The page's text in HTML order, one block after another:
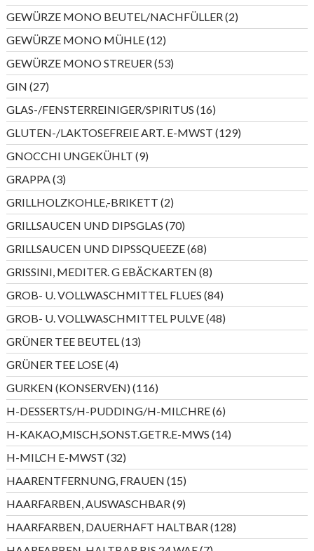
Produkte
GEWÜRZE MONO BEUTEL/NACHFÜLLER 22
Produkte
GEWÜRZE MONO MÜHLE 1212
Produkte
GEWÜRZE MONO STREUER 5353
Produkte
GIN 2727
Produkte
GLAS-/FENSTERREINIGER/SPIRITUS 1616
Produkte
GLUTEN-/LAKTOSEFREIE ART. E-MWST 129129
Produkte
GNOCCHI UNGEKÜHLT 99
Produkte
GRAPPA 33
Produkte
GRILLHOLZKOHLE,-BRIKETT 22
Produkte
GRILLSAUCEN UND DIPSGLAS 7070
Produkte
GRILLSAUCEN UND DIPSSQUEEZE 6868
Produkte
GRISSINI, MEDITER. G EBÄCKARTEN 88
Produkte
GROB- U. VOLLWASCHMITTEL FLUES 8484
Produkte
GROB- U. VOLLWASCHMITTEL PULVE 4848
Produkte
GRÜNER TEE BEUTEL 1313
Produkte
GRÜNER TEE LOSE 44
Produkte
GURKEN (KONSERVEN) 116116
Produkte
H-DESSERTS/H-PUDDING/H-MILCHRE 66
Produkte
H-KAKAO,MISCH,SONST.GETR.E-MWS 1414
Produkte
H-MILCH E-MWST 3232
Produkte
HAARENTFERNUNG, FRAUEN 1515
Produkte
HAARFARBEN, AUSWASCHBAR 99
Produkte
HAARFARBEN, DAUERHAFT HALTBAR 128128
Produkte